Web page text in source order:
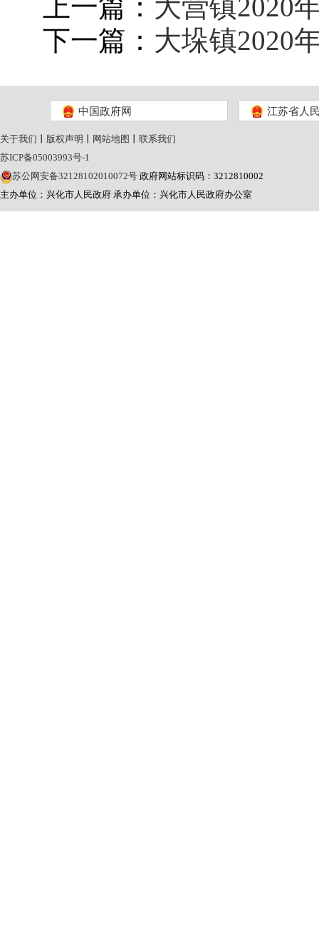
上一篇： 大营镇2020
下一篇： 大垛镇2020
中国政府网 江苏省人
关于我们 版权声明 网站地图
联系我们
苏ICP备05003993号-1
苏公网安备32128102010072号 政府网站标识码：3212810002
主办单位：兴化市人民政府 承办单位：兴化市人民政府办公室